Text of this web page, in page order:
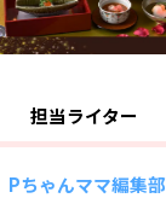
担当ライター
Pちゃんママ編集部